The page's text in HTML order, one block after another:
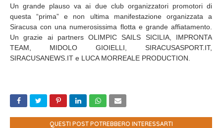
Un grande plauso va ai due club organizzatori promotori di
questa “prima” e non ultima manifestazione organizzata a
Siracusa con una numerosissima flotta e grande affiatamento.
Un grazie ai partners OLIMPIC SAILS SICILIA, IMPRONTA
TEAM, MIDOLO GIOIELLI, SIRACUSASPORT.IT,
SIRACUSANEWS.IT e LUCA MORREALE PRODUCTION.
QUESTI POST POTREBBERO INTERESSARTI